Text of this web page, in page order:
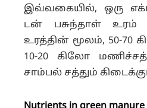
இவ்வகையில், ஒரு
டன் பசுந்தாள் உரம்
உரத்தின் மூலம், 50-70
10-20 கிலோ
சாம்பல் சத்தும்